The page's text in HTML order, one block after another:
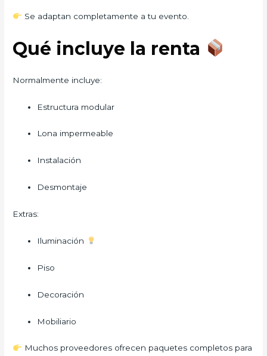
Se adaptan completamente a tu evento.
Qué incluye la renta
Normalmente incluye:
Estructura modular
Lona impermeable
Instalación
Desmontaje
Extras:
Iluminación
Piso
Decoración
Mobiliario
Muchos proveedores ofrecen paquetes completos para